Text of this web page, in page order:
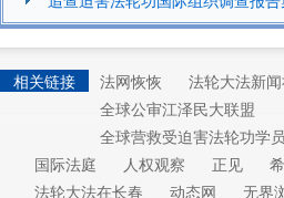
相关链接 法网恢恢 法轮大法新
全球公审江泽民大联盟
全球营救受迫害法轮功学
国际法庭
人权观察 正见
法轮大法在长春
动态网 无界